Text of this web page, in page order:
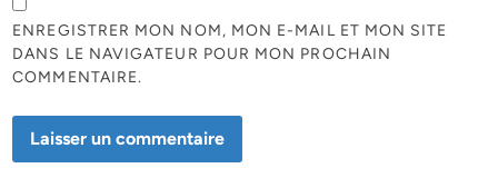
ENREGISTRER MON NOM, MON E-MAIL ET MON SITE
DANS LE NAVIGATEUR POUR MON PROCHAIN
COMMENTAIRE.